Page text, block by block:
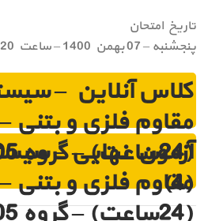
تاریخ امتحان
پنجشنبه – 07 بهمن 1400 – ساعت 20
کلاس آنلاین –
(4)
آزمون نهایی –